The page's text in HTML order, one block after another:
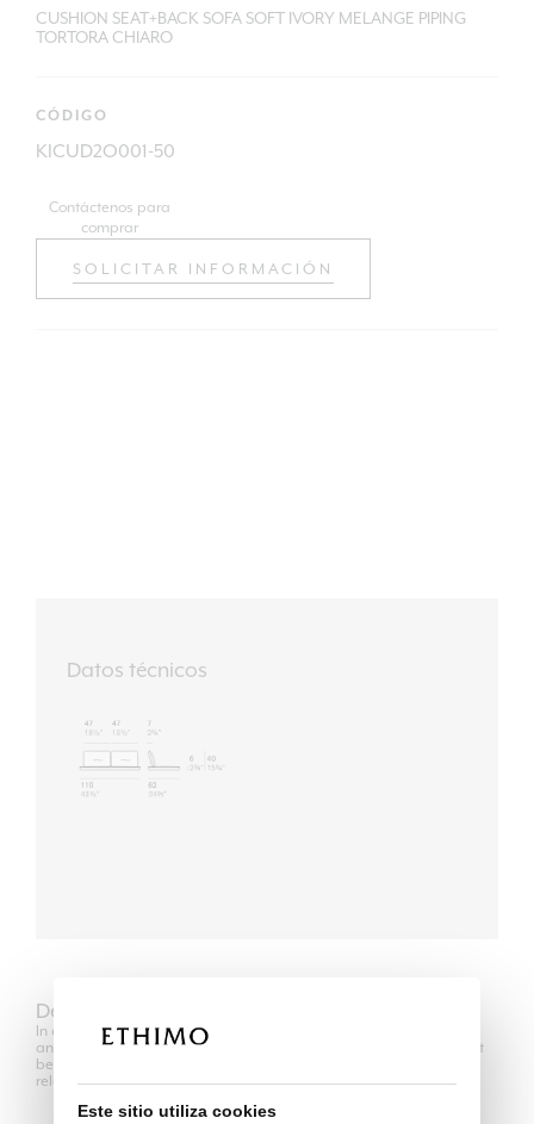
CUSHION SEAT+BACK SOFA SOFT IVORY MELANGE PIPING
TORTORA CHIARO
CÓDIGO
KICUD2O001-50
Contáctenos para
comprar
SOLICITAR INFORMACIÓN
Datos técnicos
Descargar
In compliance with the regulations of Copyright Law, the use of 2D
and 3D models is authorized only for its own purposes and can not
be transferred in any way to third parties, unrelated to the
relationship between the professional user and his client.
Este sitio utiliza cookies